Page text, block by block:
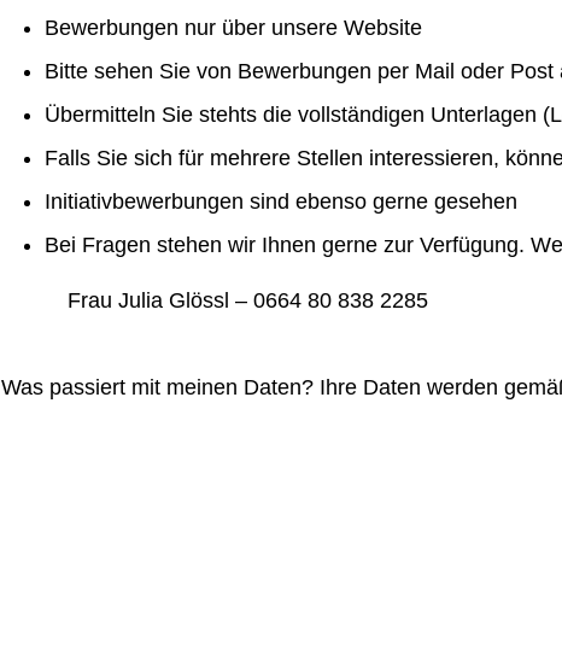
Bewerbungen nur über unsere Website
Bitte sehen Sie von Bewerbungen per Mail oder Post
Übermitteln Sie stehts die vollständigen Unterlagen
Falls Sie sich für mehrere Stellen interessieren,
Initiativbewerbungen sind ebenso gerne gesehen
Bei Fragen stehen wir Ihnen gerne zur Verfügung.
Frau Julia Glössl – 0664 80 838 2285
Was passiert mit meinen Daten? Ihre Daten werden